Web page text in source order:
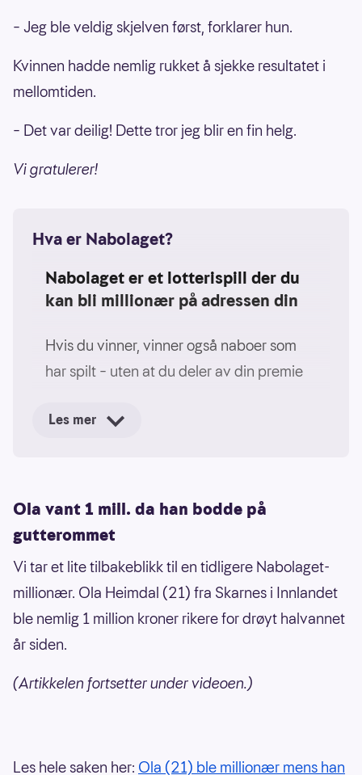
– Jeg ble veldig skjelven først, forklarer hun.
Kvinnen hadde nemlig rukket å sjekke resultatet i
mellomtiden.
– Det var deilig! Dette tror jeg blir en fin helg.
Vi gratulerer!
Hva er Nabolaget?
Nabolaget er et lotterispill der du
kan bli millionær på adressen din
Hvis du vinner, vinner også naboer som
har spilt – uten at du deler av din premie
på adressen din
Hver ukedag trekkes én tilfeldig adresse
blant deltakerne
Vinneradressen får en hovedpremie på
10 000 kroner
På fredager trekkes seks nabolag:
Ett nabolag vinner 1 million kroner
Trekningsresultatene publiseres på web
Les mer
Ola vant 1 mill. da han bodde på
gutterommet
Vi tar et lite tilbakeblikk til en tidligere Nabolaget-
millionær. Ola Heimdal (21) fra Skarnes i Innlandet
ble nemlig 1 million kroner rikere for drøyt halvannet
år siden.
(Artikkelen fortsetter under videoen.)
Les hele saken her: Ola (21) ble millionær mens han